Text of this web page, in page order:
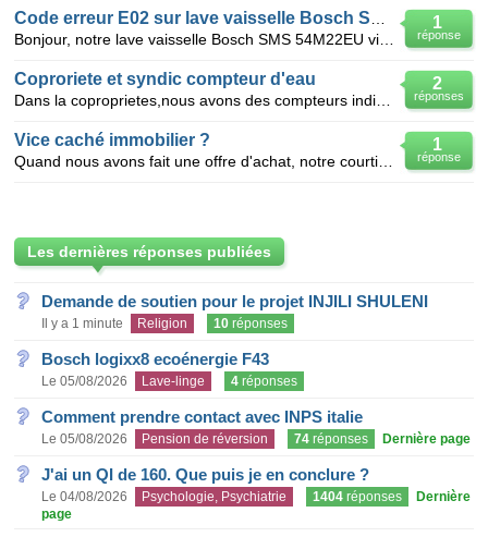
1
réponse
2
réponses
Coproriete et syndic compteur d'eau
1
réponse
Vice caché immobilier ?
Les dernières réponses publiées
Demande de soutien pour le projet INJILI SHULENI
Il y a 1 minute Religion 10 réponses
Bosch logixx8 ecoénergie F43
Le 05/08/2026 Lave-linge 4 réponses
Comment prendre contact avec INPS italie
Le 05/08/2026 Pension de réversion 74 réponses Dernière page
J'ai un QI de 160. Que puis je en conclure ?
Le 04/08/2026 Psychologie, Psychiatrie 1404 réponses
Dernière
page